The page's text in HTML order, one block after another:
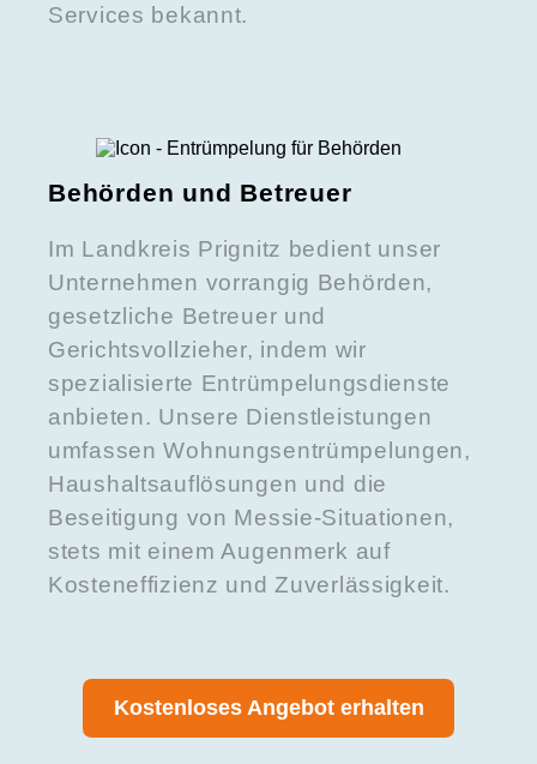
Services bekannt.
Behörden und Betreuer
Im Landkreis Prignitz bedient unser
Unternehmen vorrangig Behörden,
gesetzliche Betreuer und
Gerichtsvollzieher, indem wir
spezialisierte Entrümpelungsdienste
anbieten. Unsere Dienstleistungen
umfassen Wohnungsentrümpelungen,
Haushaltsauflösungen und die
Beseitigung von Messie-Situationen,
stets mit einem Augenmerk auf
Kosteneffizienz und Zuverlässigkeit.
Kostenloses Angebot erhalten